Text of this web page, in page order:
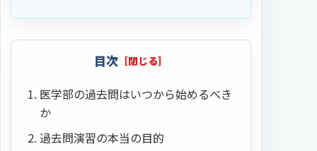
目次
医学部の過去問はいつから始めるべき
か
過去問演習の本当の目的